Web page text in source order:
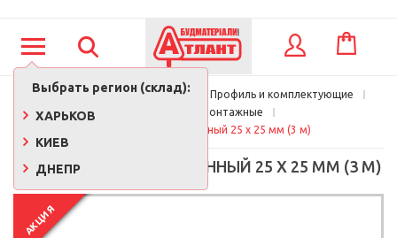
Выбрать регион (склад):
ХАРЬКОВ
КИЕВ
ДНЕПР
КОРЗИНА
Главная Стройматериалы
Профиль и комплектующие
Углы, рейки монтажные
Уголок перфорированный 25 х 25 мм (3 м)
УГОЛОК ПЕРФОРИРОВАННЫЙ 25 Х 25 ММ (3 М)
АКЦИЯ